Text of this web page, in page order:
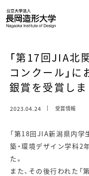
「第17回JIA北
コンクール」に
銀賞を受賞しま
2023.04.24 受賞情報
「第18回JIA新潟県内学
築・環境デザイン学科2
た。
また、その後行われた